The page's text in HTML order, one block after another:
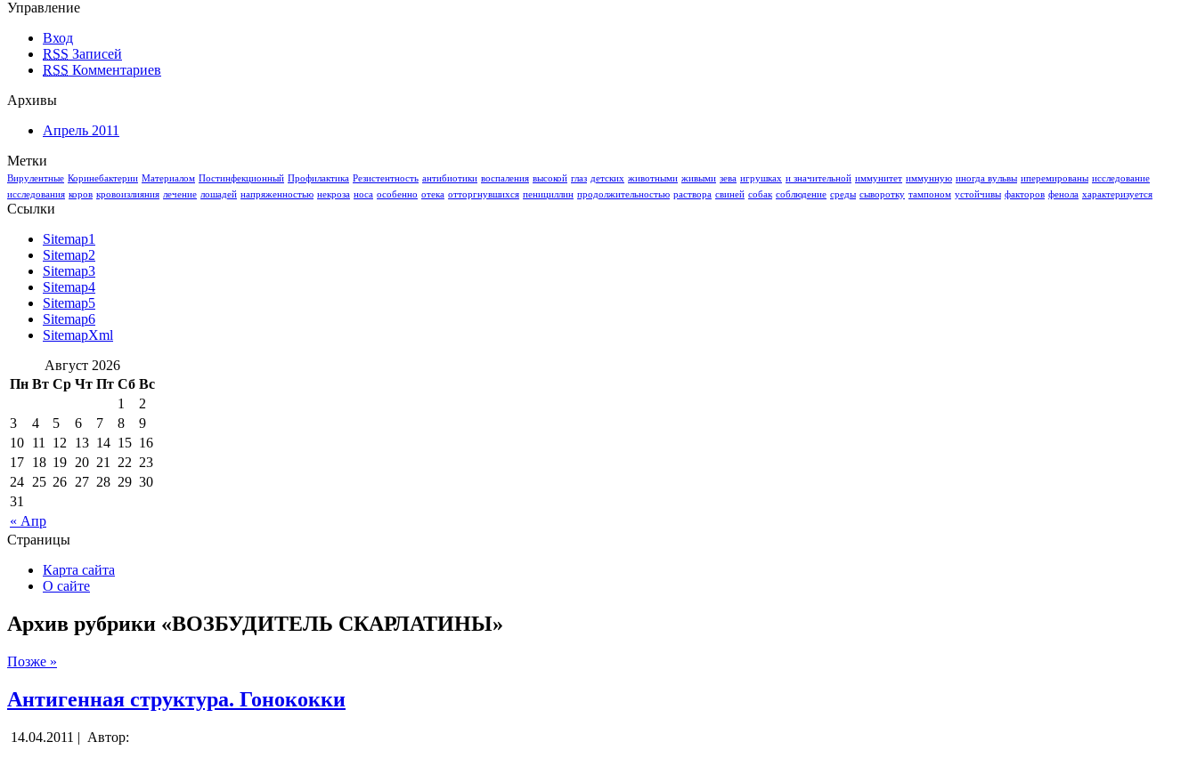
Управление
Вход
RSS Записей
RSS Комментариев
Архивы
Апрель 2011
Метки
Вирулентные Коринебактерии Материалом Постинфекционный Профилактика Резистентность антибиотики воспаления высокой глаз детских животными живыми зева игрушках и значительной иммунитет иммунную иногда вульвы иперемированы исследование
исследования коров кровоизлияния лечение лошадей напряженностью некроза носа особенно отека отторгнувшихся пенициллин продолжительностью раствора свиней собак соблюдение среды сыворотку тампоном устойчивы факторов фенола характеризуется
Ссылки
Sitemap1
Sitemap2
Sitemap3
Sitemap4
Sitemap5
Sitemap6
SitemapXml
Август 2026
Пн Вт Ср Чт Пт Сб Вс
« Апр
1
2
3
4 5 6 7 8
9
10 11 12 13 14 15 16
17 18 19 20 21 22 23
24 25 26 27 28 29 30
31
Страницы
Карта сайта
О сайте
Архив рубрики «ВОЗБУДИТЕЛЬ СКАРЛАТИНЫ»
Позже »
Антигенная структура. Гонококки
14.04.2011 | Автор: